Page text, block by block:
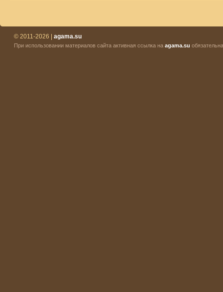
© 2011-2026 | agama.su
При использовании материалов сайта активная ссылка на agama.su